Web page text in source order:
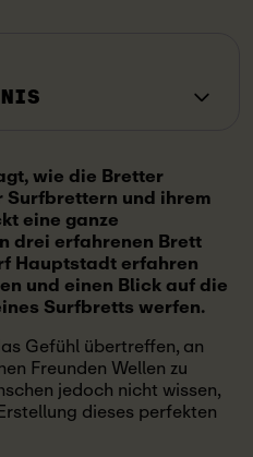
wie die Bretter
und ihrem
eine ganze
drei erfahrenen Brett
Hauptstadt erfahren
und einen Blick auf die
Surfbretts werfen.
Gefühl übertreffen, an
Freunden Wellen zu
jedoch nicht wissen,
dieses perfekten